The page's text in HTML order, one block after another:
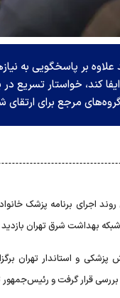
بر پاسخگویی به
کند، خواستار تسریع
گروه‌های مرجع برای
اجرای برنامه پزشک
بهداشت شرق تهران بازدید
پزشکی و استاندار تهران
قرار گرفت و رئیس‌جمهور